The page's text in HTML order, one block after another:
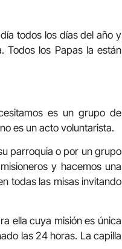
todos los días del año y
Todos los Papas la están
es un grupo de
es un acto voluntarista.
parroquia o por un grupo
y hacemos una
todas las misas invitando
ella cuya misión es única
las 24 horas. La capilla